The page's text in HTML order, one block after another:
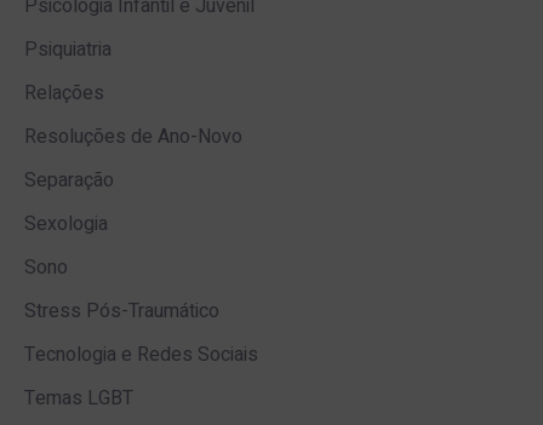
Psiquiatria
Relações
Resoluções de Ano-Novo
Separação
Sexologia
Sono
Stress Pós-Traumático
Tecnologia e Redes Sociais
Temas LGBT